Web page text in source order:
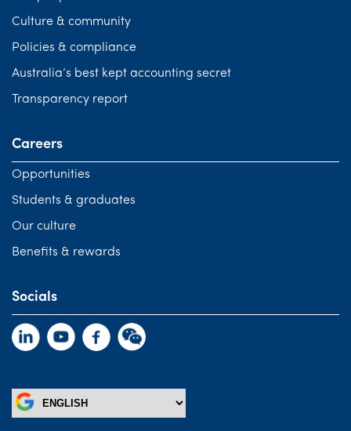
Culture & community
Policies & compliance
Australia’s best kept accounting secret
Transparency report
Careers
Opportunities
Students & graduates
Our culture
Benefits & rewards
Socials